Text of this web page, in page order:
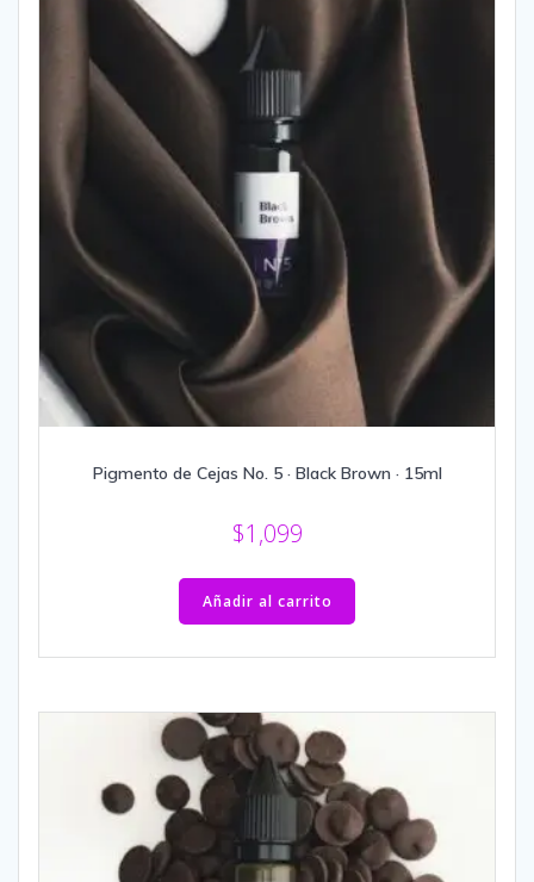
Pigmento de Cejas No. 5 · Black Brown · 15ml
$1,099
Añadir al carrito